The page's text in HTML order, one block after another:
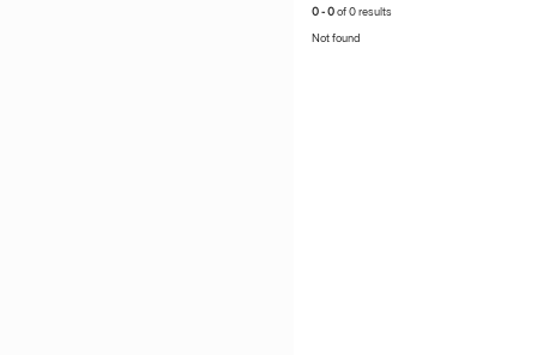
0 - 0of 0 results
Not found